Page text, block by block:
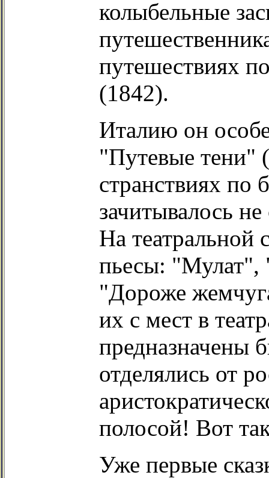
колыбельные
путешествиях
(1842).
Италию он
"Путевые тени"
странствиях по
зачитывалось
На театральной
пьесы: "Мулат",
"Дороже
их с мест в
предназначены
отделялись от
полосой! Вот
Уже первые